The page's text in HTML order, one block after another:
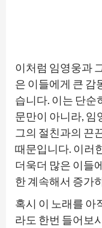
이처럼 임영웅과
은 이들에게 큰 감
습니다. 이는 단순
문만이 아니라, 임
그의 절친과의 끈
때문입니다. 이러
더욱더 많은 이들
한 계속해서 증가
혹시 이 노래를 아
라도 한번 들어보